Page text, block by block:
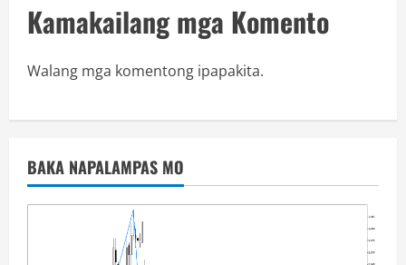
Kamakailang mga Komento
Walang mga komentong ipapakita.
BAKA NAPALAMPAS MO